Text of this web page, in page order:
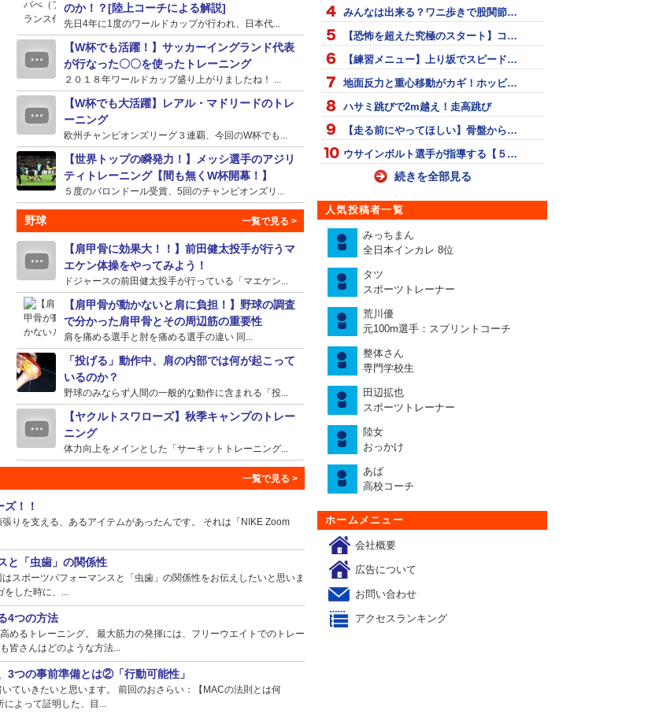
のか！？[陸上コーチによる解説]
先日4年に1度のワールドカップが行われ、日本代...
【W杯でも活躍！】サッカーイングランド代表
が行なった〇〇を使ったトレーニング
２０１８年ワールドカップ盛り上がりましたね！ ...
【W杯でも大活躍】レアル・マドリードのトレ
ーニング
欧州チャンピオンズリーグ３連覇、今回のW杯でも...
【世界トップの瞬発力！】メッシ選手のアジリ
ティトレーニング【間も無くW杯開幕！】
５度のバロンドール受賞、5回のチャンピオンズリ...
野球
【肩甲骨に効果大！！】前田健太投手が行うマ
エケン体操をやってみよう！
ドジャースの前田健太投手が行っている「マエケン...
【肩甲骨が動かないと肩に負担！】野球の調査
で分かった肩甲骨とその周辺筋の重要性
肩を痛める選手と肘を痛める選手の違い 同...
「投げる」動作中、肩の内部では何が起こって
いるのか？
野球のみならず人間の一般的な動作に含まれる「投...
【ヤクルトスワローズ】秋季キャンプのトレー
ニング
体力向上をメインとした「サーキットトレーニング...
！！
りを支える、あるアイテムがあったんです。 それは「NIKE Zoom
と「虫歯」の関係性
スポーツパフォーマンスと「虫歯」の関係性をお伝えしたいと思いま
した時に、...
4つの方法
めるトレーニング。 最大筋力の発揮には、フリーウエイトでのトレー
皆さんはどのような方法...
3つの事前準備とは②「行動可能性」
ていきたいと思います。 前回のおさらい：【MACの法則とは何
よって証明した、目...
みんなは出来る？ワニ歩きで股関節…
【恐怖を超えた究極のスタート】コ…
【練習メニュー】上り坂でスピード…
地面反力と重心移動がカギ！ホッピ…
ハサミ跳びで2m越え！走高跳び
【走る前にやってほしい】骨盤から…
ウサインボルト選手が指導する【５…
続きを全部見る
人気投稿者一覧
みっちまん
全日本インカレ 8位
タツ
スポーツトレーナー
荒川優
元100m選手：スプリントコーチ
整体さん
専門学校生
田辺拡也
スポーツトレーナー
陸女
おっかけ
あば
高校コーチ
ホームメニュー
会社概要
広告について
お問い合わせ
アクセスランキング